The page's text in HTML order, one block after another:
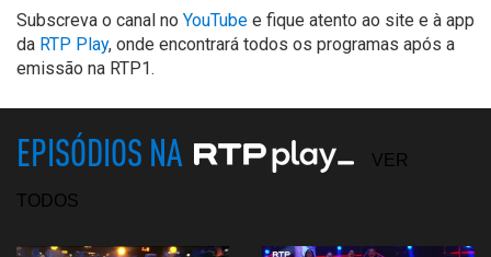
Subscreva o canal no YouTube e fique atento ao site e à app
da RTP Play, onde encontrará todos os programas após a
emissão na RTP1.
EPISÓDIOS NA VER
TODOS